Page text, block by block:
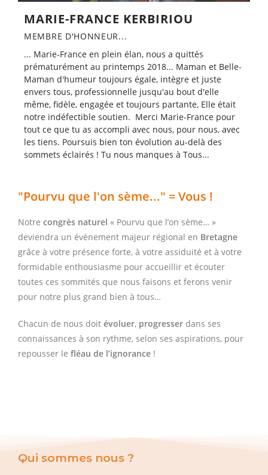
MARIE-FRANCE KERBIRIOU
MEMBRE D'HONNEUR...
... Marie-France en plein élan, nous a quittés
prématurément au printemps 2018... Maman et Belle-
Maman d'humeur toujours égale, intègre et juste
envers tous, professionnelle jusqu'au bout d'elle
même, fidèle, engagée et toujours partante, Elle était
notre indéfectible soutien. Merci Marie-France pour
tout ce que tu as accompli avec nous, pour nous, avec
les tiens. Poursuis bien ton évolution au-delà des
sommets éclairés ! Tu nous manques à Tous...
"Pourvu que l'on sème..." = Vous !
Notre congrès naturel « Pourvu que l’on sème… »
deviendra un évènement majeur régional en Bretagne
grâce à votre présence forte, à votre assiduité et à votre
formidable enthousiasme pour accueillir et écouter
toutes ces sommités que nous faisons et ferons venir
pour notre plus grand bien à tous…
Chacun de nous doit évoluer, progresser dans ses
connaissances à son rythme, selon ses aspirations, pour
repousser le fléau de l’ignorance !
Qui sommes nous ?